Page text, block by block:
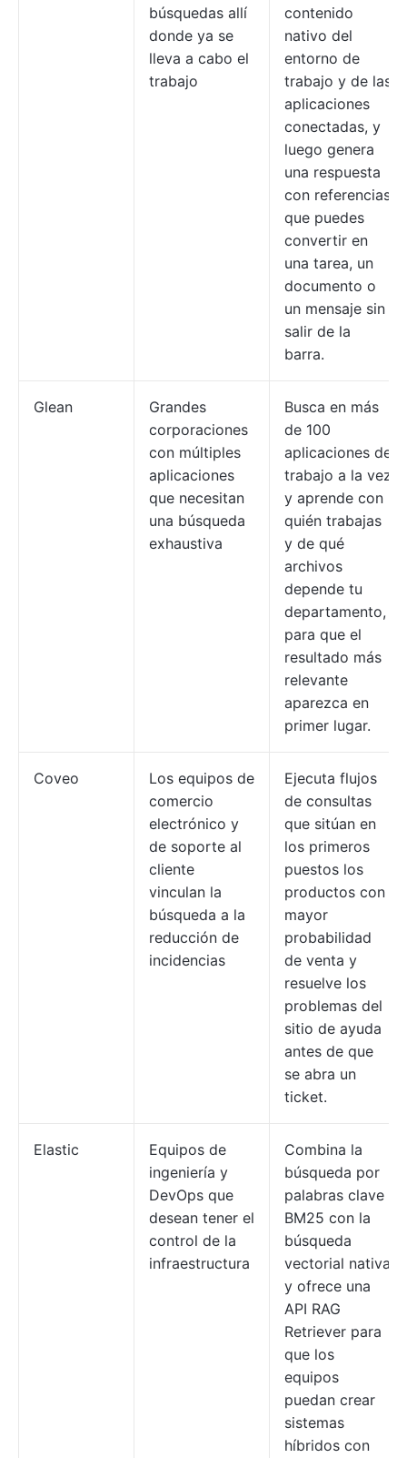
búsquedas allí
donde ya se
lleva a cabo el
trabajo
contenido
nativo del
entorno de
trabajo y de las
aplicaciones
conectadas, y
luego genera
una respuesta
con referencias
que puedes
convertir en
una tarea, un
documento o
un mensaje sin
salir de la
barra.
Glean
Grandes
corporaciones
con múltiples
aplicaciones
que necesitan
una búsqueda
exhaustiva
Busca en más
de 100
aplicaciones de
trabajo a la vez
y aprende con
quién trabajas
y de qué
archivos
depende tu
departamento,
para que el
resultado más
relevante
aparezca en
primer lugar.
Coveo
Los equipos de
comercio
electrónico y
de soporte al
cliente
vinculan la
búsqueda a la
reducción de
incidencias
Ejecuta flujos
de consultas
que sitúan en
los primeros
puestos los
productos con
mayor
probabilidad
de venta y
resuelve los
problemas del
sitio de ayuda
antes de que
se abra un
ticket.
Elastic
Equipos de
ingeniería y
DevOps que
desean tener el
control de la
infraestructura
Combina la
búsqueda por
palabras clave
BM25 con la
búsqueda
vectorial nativa
y ofrece una
API RAG
Retriever para
que los
equipos
puedan crear
sistemas
híbridos con